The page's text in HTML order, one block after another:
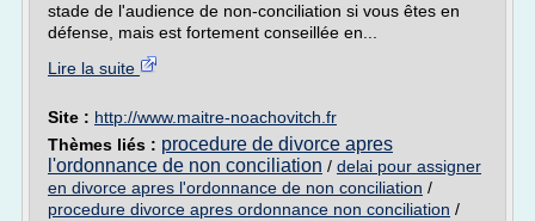
stade de l'audience de non-conciliation si vous êtes en
défense, mais est fortement conseillée en...
Lire la suite
Site : http://www.maitre-noachovitch.fr
Thèmes liés : procedure de divorce apres
l'ordonnance de non conciliation / delai pour assigner
en divorce apres l'ordonnance de non conciliation /
procedure divorce apres ordonnance non conciliation /